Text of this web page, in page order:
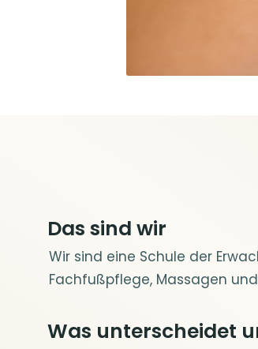
Das sind wir
Wir sind eine Schule der
Fachfußpflege, Massagen
Was unterscheidet